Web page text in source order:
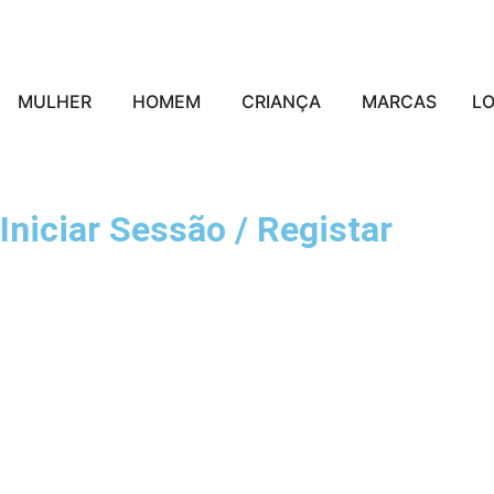
MULHER HOMEM CRIANÇA MARCAS
Iniciar Sessão / Registar